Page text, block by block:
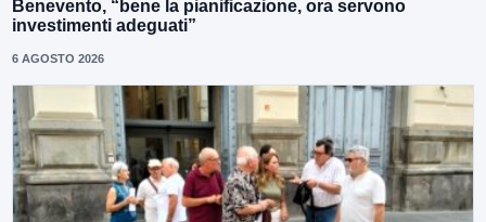
Benevento, “bene la pianificazione, ora servono
investimenti adeguati”
6 AGOSTO 2026